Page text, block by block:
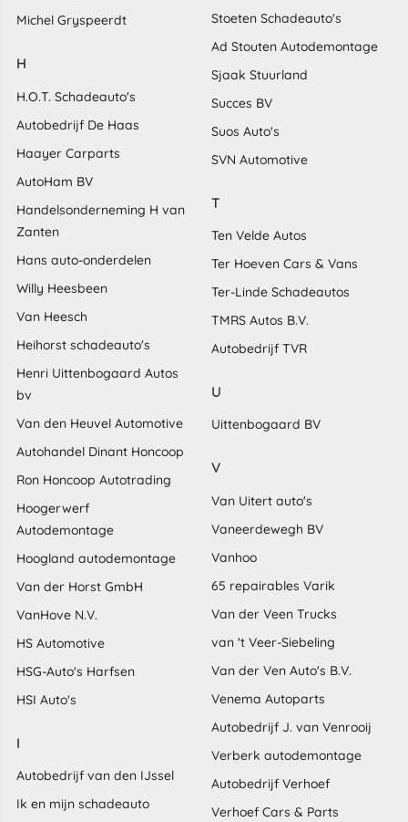
Michel Gryspeerdt
H
H.O.T. Schadeauto's
Autobedrijf De Haas
Haayer Carparts
AutoHam BV
Handelsonderneming H van
Zanten
Hans auto-onderdelen
Willy Heesbeen
Van Heesch
Heihorst schadeauto's
Henri Uittenbogaard Autos
bv
Van den Heuvel Automotive
Autohandel Dinant Honcoop
Ron Honcoop Autotrading
Hoogerwerf
Autodemontage
Hoogland autodemontage
Van der Horst GmbH
VanHove N.V.
HS Automotive
HSG-Auto's Harfsen
HSI Auto's
I
Autobedrijf van den IJssel
Ik en mijn schadeauto
Stoeten Schadeauto's
Ad Stouten Autodemontage
Sjaak Stuurland
Succes BV
Suos Auto's
SVN Automotive
T
Ten Velde Autos
Ter Hoeven Cars & Vans
Ter-Linde Schadeautos
TMRS Autos B.V.
Autobedrijf TVR
U
Uittenbogaard BV
V
Van Uitert auto's
Vaneerdewegh BV
Vanhoo
65 repairables Varik
Van der Veen Trucks
van 't Veer-Siebeling
Van der Ven Auto's B.V.
Venema Autoparts
Autobedrijf J. van Venrooij
Verberk autodemontage
Autobedrijf Verhoef
Verhoef Cars & Parts